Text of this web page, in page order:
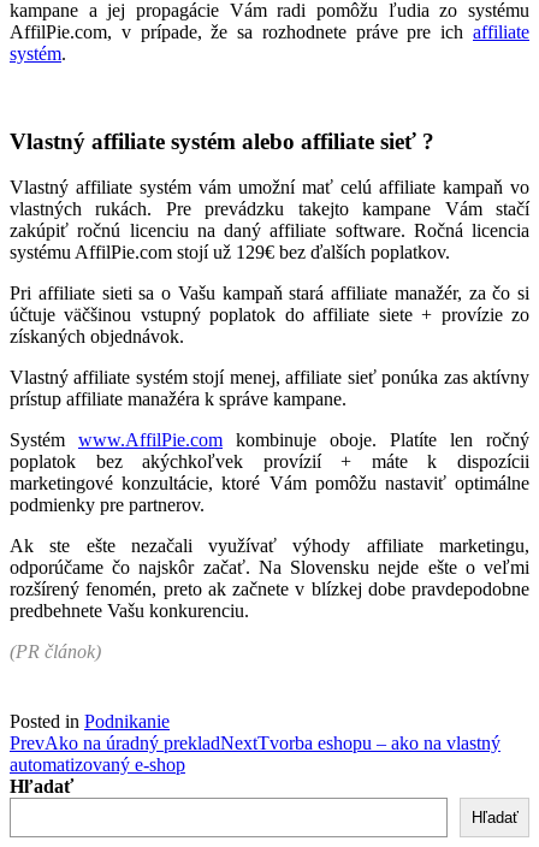
kampane a jej propagácie Vám radi pomôžu ľudia zo systému
AffilPie.com, v prípade, že sa rozhodnete práve pre ich affiliate
systém.
Vlastný affiliate systém alebo affiliate sieť ?
Vlastný affiliate systém vám umožní mať celú affiliate kampaň vo
vlastných rukách. Pre prevádzku takejto kampane Vám stačí
zakúpiť ročnú licenciu na daný affiliate software. Ročná licencia
systému AffilPie.com stojí už 129€ bez ďalších poplatkov.
Pri affiliate sieti sa o Vašu kampaň stará affiliate manažér, za čo si
účtuje väčšinou vstupný poplatok do affiliate siete + provízie zo
získaných objednávok.
Vlastný affiliate systém stojí menej, affiliate sieť ponúka zas aktívny
prístup affiliate manažéra k správe kampane.
Systém www.AffilPie.com kombinuje oboje. Platíte len ročný
poplatok bez akýchkoľvek provízií + máte k dispozícii
marketingové konzultácie, ktoré Vám pomôžu nastaviť optimálne
podmienky pre partnerov.
Ak ste ešte nezačali využívať výhody affiliate marketingu,
odporúčame čo najskôr začať. Na Slovensku nejde ešte o veľmi
rozšírený fenomén, preto ak začnete v blízkej dobe pravdepodobne
predbehnete Vašu konkurenciu.
(PR článok)
Posted in Podnikanie
Post
navigation
PrevAko na úradný prekladNextTvorba eshopu – ako na vlastný
automatizovaný e-shop
Hľadať
Hľadať